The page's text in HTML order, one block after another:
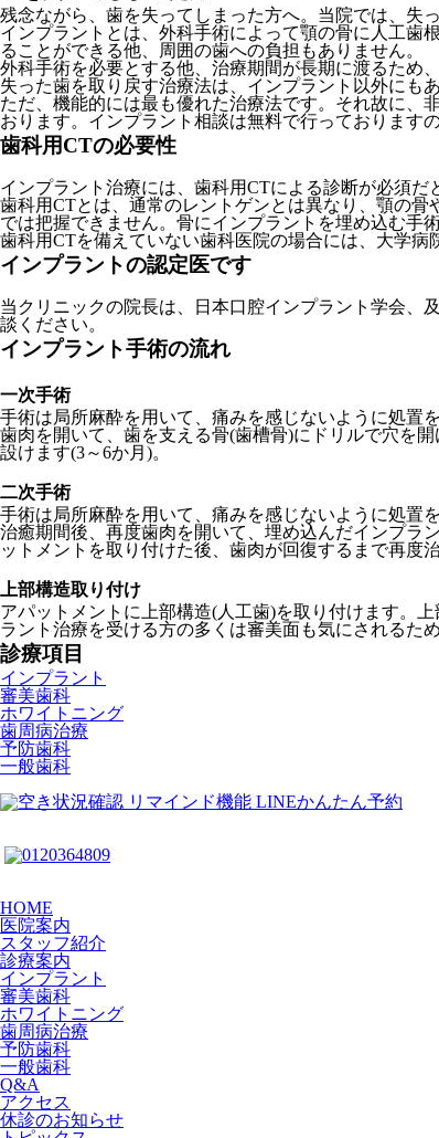
残念ながら、歯を失ってしまった方へ。当院では、失
インプラントとは、外科手術によって顎の骨に人工歯
ることができる他、周囲の歯への負担もありません。
外科手術を必要とする他、治療期間が長期に渡るため
失った歯を取り戻す治療法は、インプラント以外にもあ
ただ、機能的には最も優れた治療法です。それ故に、
おります。インプラント相談は無料で行っております
歯科用CTの必要性
インプラント治療には、歯科用CTによる診断が必須だ
歯科用CTとは、通常のレントゲンとは異なり、顎の
では把握できません。骨にインプラントを埋め込む手
歯科用CTを備えていない歯科医院の場合には、大学
インプラントの認定医です
当クリニックの院長は、日本口腔インプラント学会、
談ください。
インプラント手術の流れ
一次手術
手術は局所麻酔を用いて、痛みを感じないように処置を
歯肉を開いて、歯を支える骨(歯槽骨)にドリルで穴を
設けます(3～6か月)。
二次手術
手術は局所麻酔を用いて、痛みを感じないように処置を
治癒期間後、再度歯肉を開いて、埋め込んだインプラ
ットメントを取り付けた後、歯肉が回復するまで再度
上部構造取り付け
アパットメントに上部構造(人工歯)を取り付けます。
ラント治療を受ける方の多くは審美面も気にされるた
診療項目
インプラント
審美歯科
ホワイトニング
歯周病治療
予防歯科
一般歯科
HOME
医院案内
スタッフ紹介
診療案内
インプラント
審美歯科
ホワイトニング
歯周病治療
予防歯科
一般歯科
Q&A
アクセス
休診のお知らせ